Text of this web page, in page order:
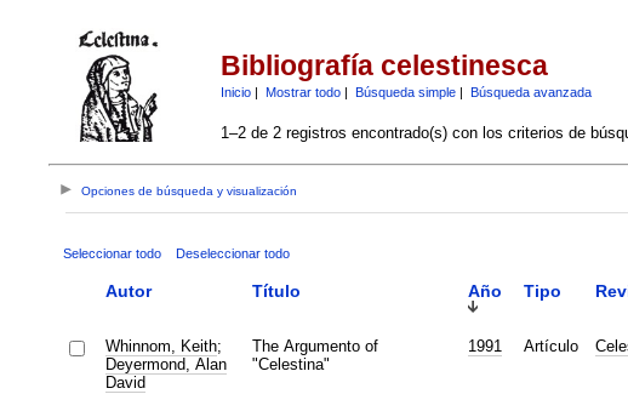
Bibliografía celestinesca
Inicio| Mostrar todo| Búsqueda simple| Búsqueda avanzada
1–2 de 2 registros encontrado(s) con los criterios de
Opciones de búsqueda y visualización
Seleccionar todo Deseleccionar todo
Autor Título Año Tipo
Whinnom, Keith;
Deyermond, Alan
David
The Argumento of
"Celestina"
1991 Artículo